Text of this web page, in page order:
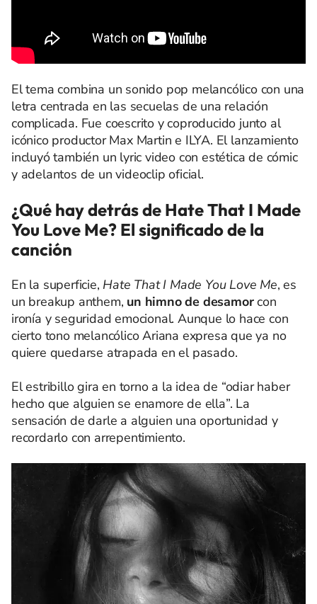
El tema combina un sonido pop melancólico con una
letra centrada en las secuelas de una relación
complicada. Fue coescrito y coproducido junto al
icónico productor Max Martin e ILYA. El lanzamiento
incluyó también un lyric video con estética de cómic
y adelantos de un videoclip oficial.
¿Qué hay detrás de Hate That I Made
You Love Me? El significado de la
canción
En la superficie, Hate That I Made You Love Me, es
un breakup anthem, un himno de desamorcon
ironía y seguridad emocional. Aunque lo hace con
cierto tono melancólico Ariana expresa que ya no
quiere quedarse atrapada en el pasado.
El estribillo gira en torno a la idea de “odiar haber
hecho que alguien se enamore de ella”. La
sensación de darle a alguien una oportunidad y
recordarlo con arrepentimiento.